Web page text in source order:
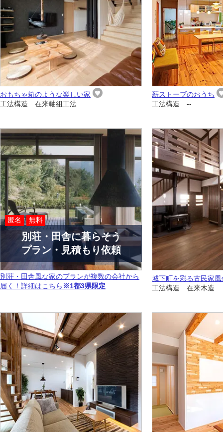
おもちゃ箱のような楽しい家
工法構造 在来軸組工法
薪ストーブのおうち
工法構造 --
匿名 無料
別荘・田舎に暮らそう
プラン・見積もり依頼
別荘・田舎風な家のプランが複数の会社から
届く！詳細はこちら ※1都3県限定
城下町を彩る古民家風
工法構造 在来木造